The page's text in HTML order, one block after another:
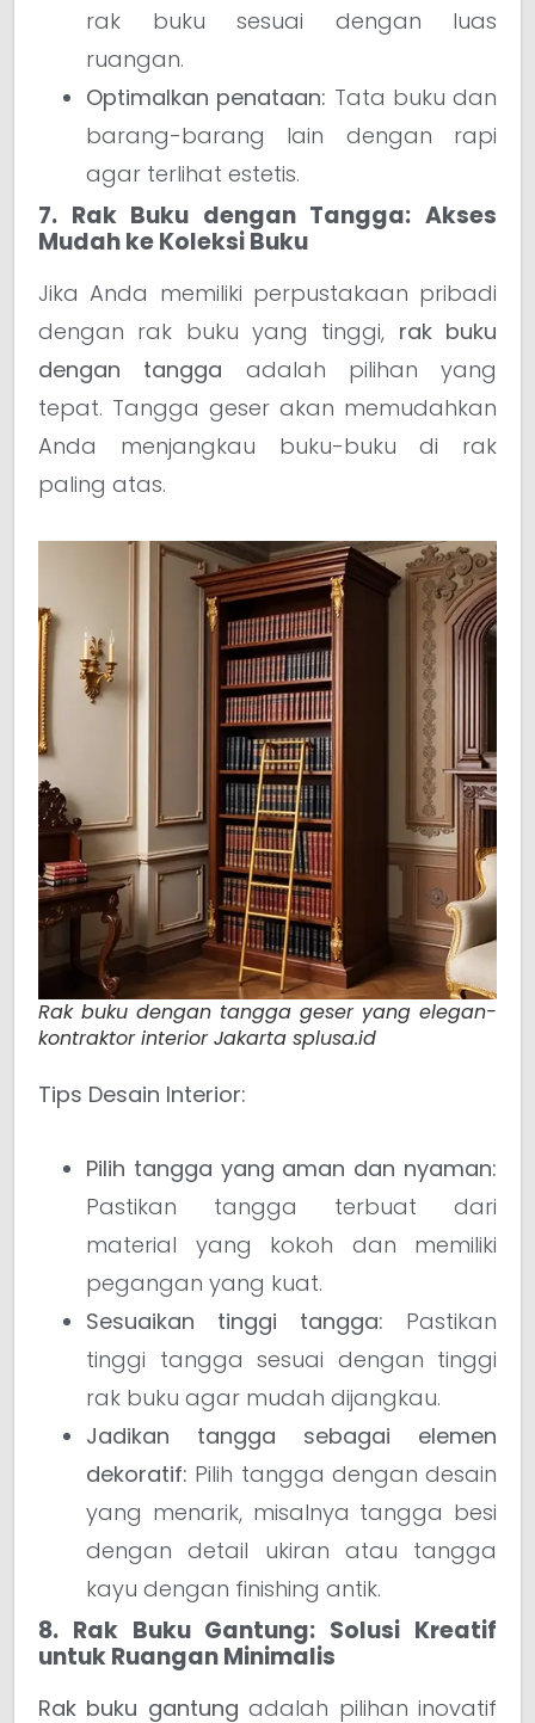
rak buku sesuai dengan luas
ruangan.
Optimalkan penataan: Tata buku dan
barang-barang lain dengan rapi
agar terlihat estetis.
7. Rak Buku dengan Tangga: Akses
Mudah ke Koleksi Buku
Jika Anda memiliki perpustakaan pribadi
dengan rak buku yang tinggi, rak buku
dengan tangga adalah pilihan yang
tepat. Tangga geser akan memudahkan
Anda menjangkau buku-buku di rak
paling atas.
Rak buku dengan tangga geser yang elegan-
kontraktor interior Jakarta splusa.id
Tips Desain Interior:
Pilih tangga yang aman dan nyaman:
Pastikan tangga terbuat dari
material yang kokoh dan memiliki
pegangan yang kuat.
Sesuaikan tinggi tangga: Pastikan
tinggi tangga sesuai dengan tinggi
rak buku agar mudah dijangkau.
Jadikan tangga sebagai elemen
dekoratif: Pilih tangga dengan desain
yang menarik, misalnya tangga besi
dengan detail ukiran atau tangga
kayu dengan finishing antik.
8. Rak Buku Gantung: Solusi Kreatif
untuk Ruangan Minimalis
Rak buku gantung adalah pilihan inovatif